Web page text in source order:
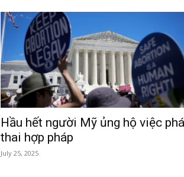
Hầu hết người Mỹ ủng hộ việc phá
thai hợp pháp
July 25, 2025